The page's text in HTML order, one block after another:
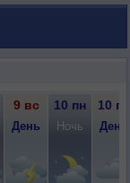
9 вс 10 пн 10 пн
День Ночь День